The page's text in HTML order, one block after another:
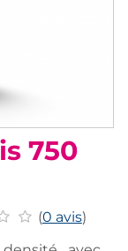
750
(0 avis)